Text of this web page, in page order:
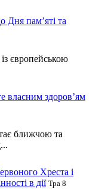
Дня пам’яті та
європейською
власним здоров’ям
ближчою та
Хреста і
в дії Тра 8